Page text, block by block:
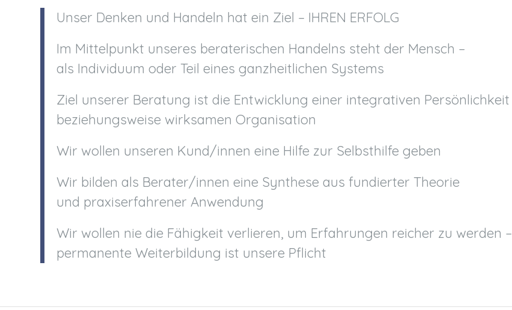
Unser Denken und Handeln hat ein Ziel – IHREN ERFOLG
Im Mittelpunkt unseres beraterischen Handelns steht der Mensch –
als Individuum oder Teil eines ganzheitlichen Systems
Ziel unserer Beratung ist die Entwicklung einer integrativen Persönlichkeit
beziehungsweise wirksamen Organisation
Wir wollen unseren Kund/innen eine Hilfe zur Selbsthilfe geben
Wir bilden als Berater/innen eine Synthese aus fundierter Theorie
und praxiserfahrener Anwendung
Wir wollen nie die Fähigkeit verlieren, um Erfahrungen reicher zu werden –
permanente Weiterbildung ist unsere Pflicht